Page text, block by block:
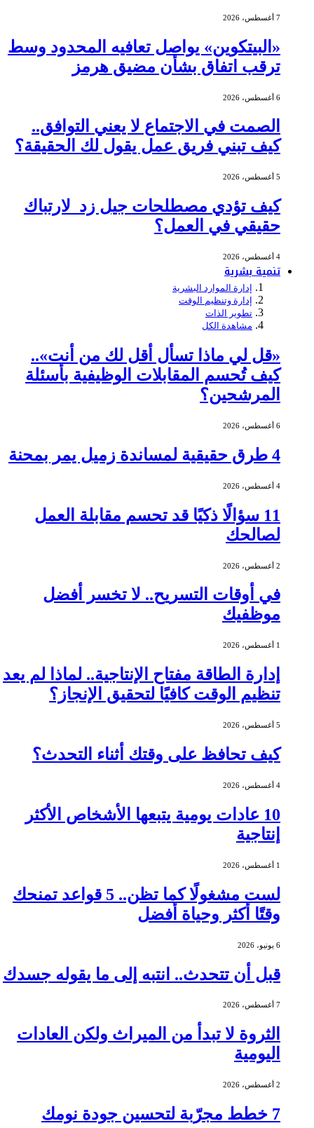
7 أغسطس، 2026
«البيتكوين» يواصل تعافيه المحدود وسط
ترقب اتفاق بشأن مضيق هرمز
6 أغسطس، 2026
الصمت في الاجتماع لا يعني التوافق..
كيف تبني فريق عمل يقول لك الحقيقة؟
5 أغسطس، 2026
كيف تؤدي مصطلحات جيل زد لارتباك
حقيقي في العمل؟
4 أغسطس، 2026
تنمية بشرية
إدارة الموارد البشرية
إدارة وتنظيم الوقت
تطوير الذات
مشاهدة الكل
«قل لي ماذا تسأل أقل لك من أنت»..
كيف تُحسم المقابلات الوظيفية بأسئلة
المرشحين؟
6 أغسطس، 2026
4 طرق حقيقية لمساندة زميل يمر بمحنة
4 أغسطس، 2026
11 سؤالًا ذكيًا قد تحسم مقابلة العمل
لصالحك
2 أغسطس، 2026
في أوقات التسريح.. لا تخسر أفضل
موظفيك
1 أغسطس، 2026
إدارة الطاقة مفتاح الإنتاجية.. لماذا لم يعد
تنظيم الوقت كافيًا لتحقيق الإنجاز؟
5 أغسطس، 2026
كيف تحافظ على وقتك أثناء التحدث؟
4 أغسطس، 2026
10 عادات يومية يتبعها الأشخاص الأكثر
إنتاجية
1 أغسطس، 2026
لست مشغولًا كما تظن.. 5 قواعد تمنحك
وقتًا أكثر وحياة أفضل
6 يونيو، 2026
قبل أن تتحدث.. انتبه إلى ما يقوله جسدك
7 أغسطس، 2026
الثروة لا تبدأ من الميراث ولكن العادات
اليومية
2 أغسطس، 2026
7 خطط مجرّبة لتحسين جودة نومك